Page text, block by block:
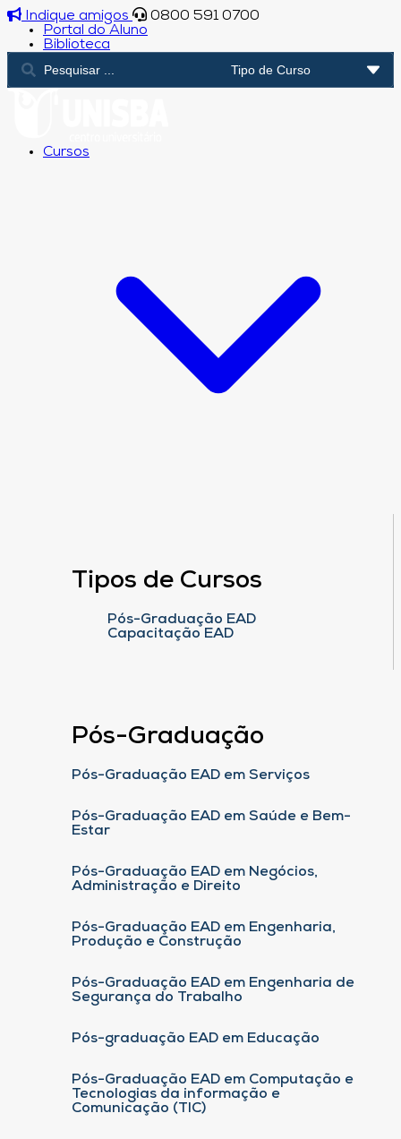
Indique amigos
0800 591 0700
Portal do Aluno
Biblioteca
Cursos
Tipos de Cursos
Pós-Graduação EAD
Capacitação EAD
Pós-Graduação
Pós-Graduação EAD em Serviços
Pós-Graduação EAD em Saúde e Bem-
Estar
Pós-Graduação EAD em Negócios,
Administração e Direito
Pós-Graduação EAD em Engenharia,
Produção e Construção
Pós-Graduação EAD em Engenharia de
Segurança do Trabalho
Pós-graduação EAD em Educação
Pós-Graduação EAD em Computação e
Tecnologias da informação e
Comunicação (TIC)